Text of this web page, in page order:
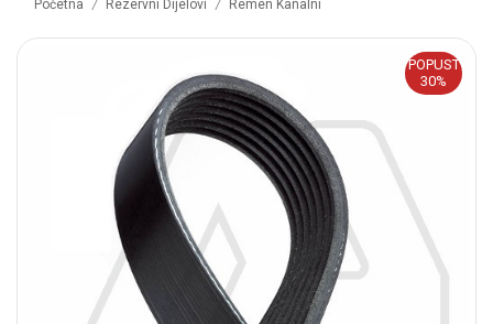
Početna / Rezervni Dijelovi / Remen Kanalni
POPUST
30%